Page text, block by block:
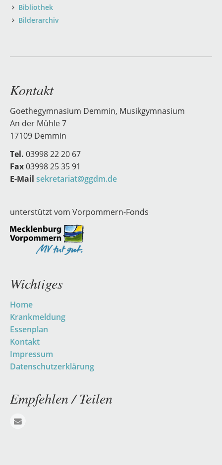
Bibliothek
Bilderarchiv
Kontakt
Goethegymnasium Demmin, Musikgymnasium
An der Mühle 7
17109 Demmin
Tel. 03998 22 20 67
Fax03998 25 35 91
E-Mail sekretariat@ggdm.de
unterstützt vom Vorpommern-Fonds
Wichtiges
Navigation
überspringen
Home
Krankmeldung
Essenplan
Kontakt
Impressum
Datenschutzerklärung
Empfehlen / Teilen